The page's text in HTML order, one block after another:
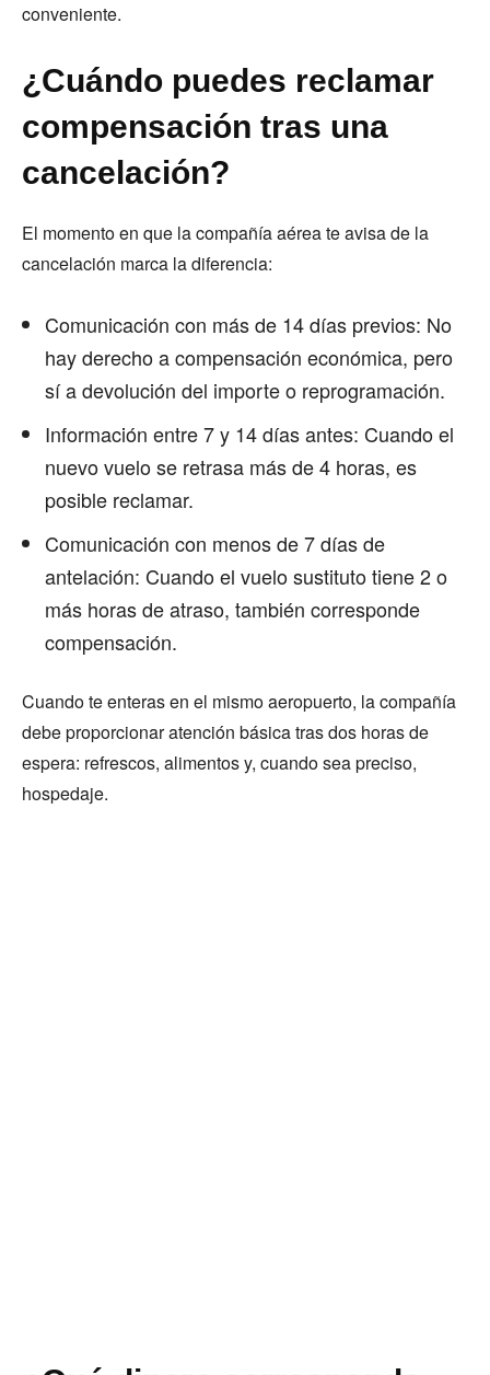
conveniente.
¿Cuándo puedes reclamar
compensación tras una
cancelación?
El momento en que la compañía aérea te avisa de la
cancelación marca la diferencia:
Comunicación con más de 14 días previos: No
hay derecho a compensación económica, pero
sí a devolución del importe o reprogramación.
Información entre 7 y 14 días antes: Cuando el
nuevo vuelo se retrasa más de 4 horas, es
posible reclamar.
Comunicación con menos de 7 días de
antelación: Cuando el vuelo sustituto tiene 2 o
más horas de atraso, también corresponde
compensación.
Cuando te enteras en el mismo aeropuerto, la compañía
debe proporcionar atención básica tras dos horas de
espera: refrescos, alimentos y, cuando sea preciso,
hospedaje.